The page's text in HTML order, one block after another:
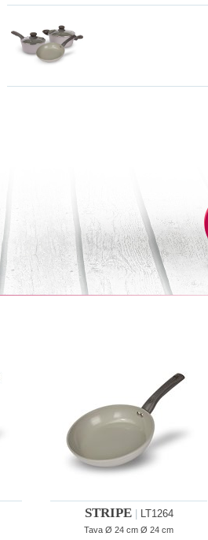
STRIPE LT1264
Tava Ø 24 cm Ø 24 cm